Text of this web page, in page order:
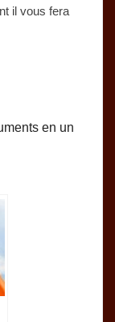
il vous fera
en un